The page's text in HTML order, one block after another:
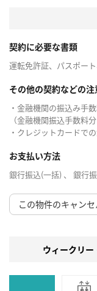
契約に必要な書類
運転免許証、パスポー
その他の契約などの注
・金融機関の振込み手
（金融機関振込手数料
・クレジットカードで
お支払い方法
銀行振込(一括) 、 銀行
この物件のキャン
ウィークリ